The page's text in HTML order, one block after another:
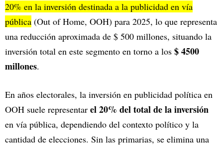
20% en la inversión destinada a la publicidad en vía
pública (Out of Home, OOH) para 2025, lo que representa
una reducción aproximada de $ 500 millones, situando la
inversión total en este segmento en torno a los $ 4500
millones.
En años electorales, la inversión en publicidad política en
OOH suele representar el 20% del total de la inversión
en vía pública, dependiendo del contexto político y la
cantidad de elecciones. Sin las primarias, se elimina una